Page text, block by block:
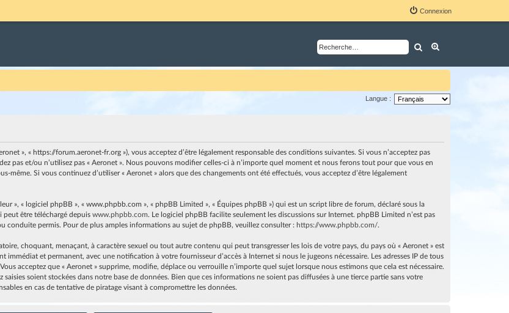
Connexion
Rechercher
Langue :
», « https://forum.aeronet-fr.org »), vous acceptez d’être légalement responsable des conditions suivantes. Si vous n’acceptez pas
pas et/ou n’utilisez pas « Aeronet ». Nous pouvons modifier celles-ci à n’importe quel moment et nous ferons tout pour que vous en
même. Si vous continuez d’utiliser « Aeronet » alors que des changements ont été effectués, vous acceptez d’être légalement
», « logiciel phpBB », « www.phpbb.com », « phpBB Limited », « Équipes phpBB ») qui est un script libre de forum, déclaré sous la
peut être téléchargé depuis www.phpbb.com. Le logiciel phpBB facilite seulement les discussions sur Internet. phpBB Limited n’est pas
conduite permis. Pour de plus amples informations au sujet de phpBB, veuillez consulter : https://www.phpbb.com/.
choquant, menaçant, à caractère sexuel ou tout autre contenu qui peut transgresser les lois de votre pays, du pays où « Aeronet » est
et permanent, avec une notification à votre fournisseur d’accès à Internet si nous le jugeons nécessaire. Les adresses IP de tous
acceptez que « Aeronet » supprime, modifie, déplace ou verrouille n’importe quel sujet lorsque nous estimons que cela est nécessaire.
soient stockées dans notre base de données. Bien que ces informations ne soient pas diffusées à une tierce partie sans votre
en cas de tentative de piratage visant à compromettre les données.